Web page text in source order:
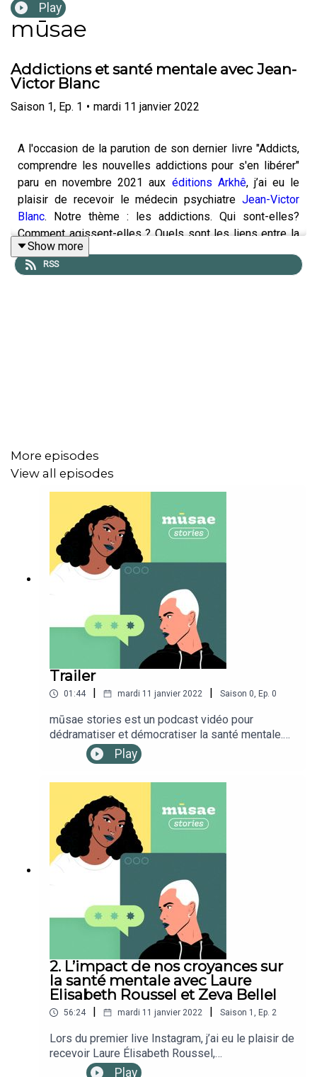
Play
mūsae
Addictions et santé mentale avec Jean-
Victor Blanc
Saison 1, Ep. 1 • mardi 11 janvier 2022
A l'occasion de la parution de son dernier livre "Addicts,
comprendre les nouvelles addictions pour s'en libérer"
paru en novembre 2021 aux éditions Arkhê, j’ai eu le
plaisir de recevoir le médecin psychiatre Jean-Victor
Blanc. Notre thème : les addictions. Qui sont-elles?
Comment agissent-elles ? Quels sont les liens entre la
pop culture et les addictions, pour le meilleur et pour le
pire. Un entretien riche de références en séries, cinéma,
A Star is Born
Gaga, 2018
Retrouvez-nous sur :
Notre
Instagram
Notre siteweb
Studio Module
Direction Artistique parSiobhan Keane
Show more
RSS
More episodes
View all episodes
Trailer
01:44 mardi 11 janvier 2022 Saison 0, Ep. 0
mūsae stories est un podcast vidéo pour
dédramatiser et démocratiser la santé mentale.
Toutes les deux semaines, Christelle, fondatrice
de mūsae reçoit des psychologues, des
thérapeutes, des artistes, des entrepreneur·se·s,
des associations pour donner un regard
holistique, positif et inclusif sur la santé
mentale.Retrouvez-nous sur : Notre
InstagramNotre site webNotre newsletterNotre
chaîne YouTubePodcast produit par Studio
Module Direction Artistique par Siobhan Keane
Play
2. L’impact de nos croyances sur
la santé mentale avec Laure
Elisabeth Roussel et Zeva Bellel
56:24 mardi 11 janvier 2022 Saison 1 , Ep. 2
Lors du premier live Instagram, j’ai eu le plaisir de
recevoir Laure Élisabeth Roussel,
hypnothérapeute et Zeva Bellel, coach pour les
Play